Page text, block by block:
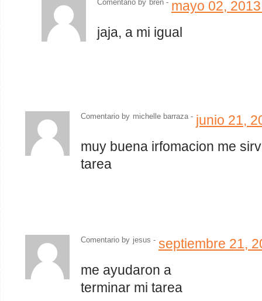
Comentario by bren - mayo 02,
jaja, a mi igual
Comentario by michelle barraza - junio 21,
muy buena irfomacion me
tarea
Comentario by jesus - septiembre 21,
me ayudaron a
terminar mi tarea